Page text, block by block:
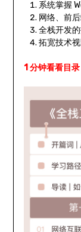
系统掌握
网络、前
全栈开发
拓宽技术
1 分钟看看目